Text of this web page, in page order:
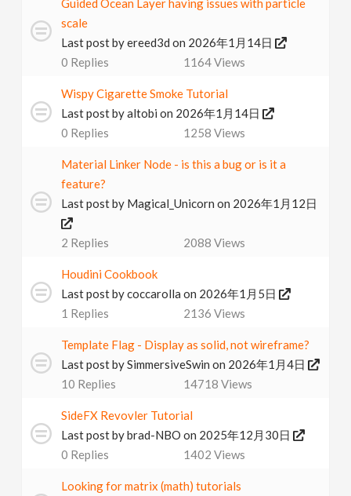
Guided Ocean Layer having issues with particle
scale
Last post byereed3d on 2026年1月14日
0 Replies 1164Views
Wispy Cigarette Smoke Tutorial
Last post byaltobi on 2026年1月14日
0 Replies 1258 Views
Material Linker Node - is this a bug or is it a
feature?
Last post by Magical_Unicorn on 2026年1月12日
2 Replies 2088 Views
Houdini Cookbook
Last post bycoccarolla on 2026年1月5日
1 Replies 2136 Views
Template Flag - Display as solid, not wireframe?
Last post bySimmersiveSwin on 2026年1月4日
10 Replies 14718 Views
SideFX Revovler Tutorial
Last post bybrad-NBO on 2025年12月30日
0 Replies 1402 Views
Looking for matrix (math) tutorials